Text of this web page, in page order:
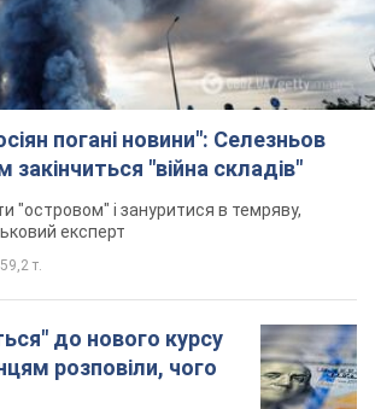
погані новини": Селезньов
закінчиться "війна складів"
"островом" і зануритися в темряву,
експерт
59,2 т.
до нового курсу
розповіли, чого